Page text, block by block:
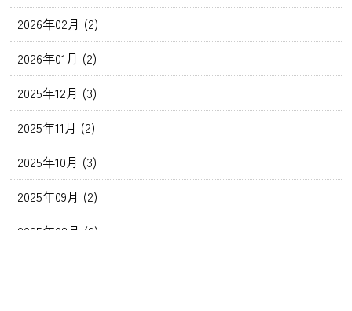
2026年02月 (2)
2026年01月 (2)
2025年12月 (3)
2025年11月 (2)
2025年10月 (3)
2025年09月 (2)
2025年08月 (2)